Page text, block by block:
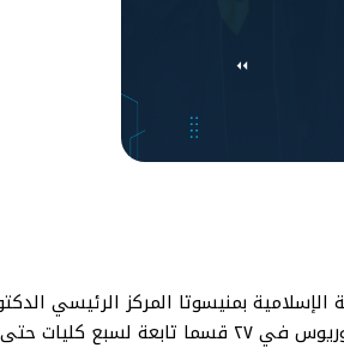
حتى 15 شوال.